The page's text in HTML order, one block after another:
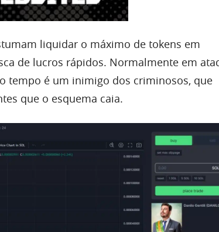
liquidar o máximo de tokens em
de lucros rápidos. Normalmente em
tempo é um inimigo dos criminosos, que
que o esquema caia.